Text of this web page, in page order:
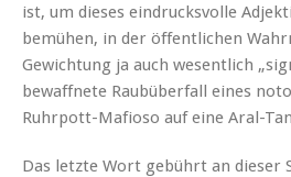
ist, um dieses eindrucksvolle
bemühen, in der öffentlichen
Gewichtung ja auch wesentlich
bewaffnete Raubüberfall eines
Ruhrpott-Mafioso auf eine Aral-
Das letzte Wort gebührt an dieser